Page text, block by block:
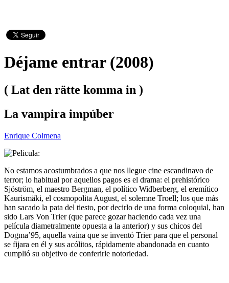
Déjame entrar (2008)
( Lat den rätte komma in )
La vampira impúber
Enrique Colmena
No estamos acostumbrados a que nos llegue cine escandinavo de
terror; lo habitual por aquellos pagos es el drama: el prehistórico
Sjöström, el maestro Bergman, el político Widberberg, el eremítico
Kaurismäki, el cosmopolita August, el solemne Troell; los que más
han sacado la pata del tiesto, por decirlo de una forma coloquial, han
sido Lars Von Trier (que parece gozar haciendo cada vez una
película diametralmente opuesta a la anterior) y sus chicos del
Dogma’95, aquella vaina que se inventó Trier para que el personal
se fijara en él y sus acólitos, rápidamente abandonada en cuanto
cumplió su objetivo de conferirle notoriedad.